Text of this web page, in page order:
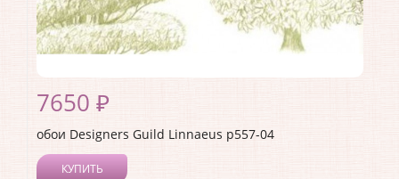
7650 ₽
обои Designers Guild Linnaeus p557-04
КУПИТЬ